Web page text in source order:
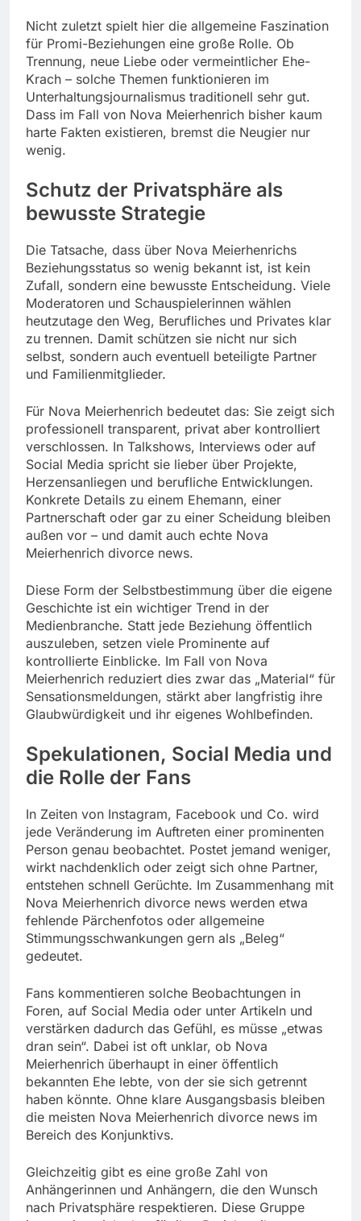
Nicht zuletzt spielt hier die allgemeine Faszination
für Promi-Beziehungen eine große Rolle. Ob
Trennung, neue Liebe oder vermeintlicher Ehe-
Krach – solche Themen funktionieren im
Unterhaltungsjournalismus traditionell sehr gut.
Dass im Fall von Nova Meierhenrich bisher kaum
harte Fakten existieren, bremst die Neugier nur
wenig.
Schutz der Privatsphäre als
bewusste Strategie
Die Tatsache, dass über Nova Meierhenrichs
Beziehungsstatus so wenig bekannt ist, ist kein
Zufall, sondern eine bewusste Entscheidung. Viele
Moderatoren und Schauspielerinnen wählen
heutzutage den Weg, Berufliches und Privates klar
zu trennen. Damit schützen sie nicht nur sich
selbst, sondern auch eventuell beteiligte Partner
und Familienmitglieder.
Für Nova Meierhenrich bedeutet das: Sie zeigt sich
professionell transparent, privat aber kontrolliert
verschlossen. In Talkshows, Interviews oder auf
Social Media spricht sie lieber über Projekte,
Herzensanliegen und berufliche Entwicklungen.
Konkrete Details zu einem Ehemann, einer
Partnerschaft oder gar zu einer Scheidung bleiben
außen vor – und damit auch echte Nova
Meierhenrich divorce news.
Diese Form der Selbstbestimmung über die eigene
Geschichte ist ein wichtiger Trend in der
Medienbranche. Statt jede Beziehung öffentlich
auszuleben, setzen viele Prominente auf
kontrollierte Einblicke. Im Fall von Nova
Meierhenrich reduziert dies zwar das „Material“ für
Sensationsmeldungen, stärkt aber langfristig ihre
Glaubwürdigkeit und ihr eigenes Wohlbefinden.
Spekulationen, Social Media und
die Rolle der Fans
In Zeiten von Instagram, Facebook und Co. wird
jede Veränderung im Auftreten einer prominenten
Person genau beobachtet. Postet jemand weniger,
wirkt nachdenklich oder zeigt sich ohne Partner,
entstehen schnell Gerüchte. Im Zusammenhang mit
Nova Meierhenrich divorce news werden etwa
fehlende Pärchenfotos oder allgemeine
Stimmungsschwankungen gern als „Beleg“
gedeutet.
Fans kommentieren solche Beobachtungen in
Foren, auf Social Media oder unter Artikeln und
verstärken dadurch das Gefühl, es müsse „etwas
dran sein“. Dabei ist oft unklar, ob Nova
Meierhenrich überhaupt in einer öffentlich
bekannten Ehe lebte, von der sie sich getrennt
haben könnte. Ohne klare Ausgangsbasis bleiben
die meisten Nova Meierhenrich divorce news im
Bereich des Konjunktivs.
Gleichzeitig gibt es eine große Zahl von
Anhängerinnen und Anhängern, die den Wunsch
nach Privatsphäre respektieren. Diese Gruppe